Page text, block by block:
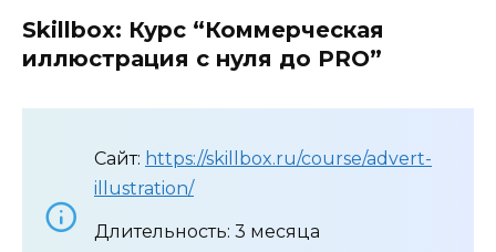
Skillbox: Курс “Коммерческая
иллюстрация с нуля до PRO”
Сайт: https://skillbox.ru/course/advert-
illustration/
Длительность: 3 месяца